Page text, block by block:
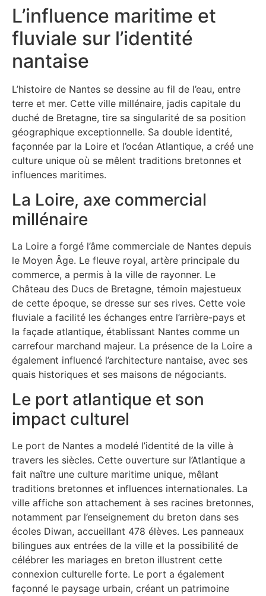
L’influence maritime et
fluviale sur l’identité
nantaise
L’histoire de Nantes se dessine au fil de l’eau, entre
terre et mer. Cette ville millénaire, jadis capitale du
duché de Bretagne, tire sa singularité de sa position
géographique exceptionnelle. Sa double identité,
façonnée par la Loire et l’océan Atlantique, a créé une
culture unique où se mêlent traditions bretonnes et
influences maritimes.
La Loire, axe commercial
millénaire
La Loire a forgé l’âme commerciale de Nantes depuis
le Moyen Âge. Le fleuve royal, artère principale du
commerce, a permis à la ville de rayonner. Le
Château des Ducs de Bretagne, témoin majestueux
de cette époque, se dresse sur ses rives. Cette voie
fluviale a facilité les échanges entre l’arrière-pays et
la façade atlantique, établissant Nantes comme un
carrefour marchand majeur. La présence de la Loire a
également influencé l’architecture nantaise, avec ses
quais historiques et ses maisons de négociants.
Le port atlantique et son
impact culturel
Le port de Nantes a modelé l’identité de la ville à
travers les siècles. Cette ouverture sur l’Atlantique a
fait naître une culture maritime unique, mêlant
traditions bretonnes et influences internationales. La
ville affiche son attachement à ses racines bretonnes,
notamment par l’enseignement du breton dans ses
écoles Diwan, accueillant 478 élèves. Les panneaux
bilingues aux entrées de la ville et la possibilité de
célébrer les mariages en breton illustrent cette
connexion culturelle forte. Le port a également
façonné le paysage urbain, créant un patrimoine